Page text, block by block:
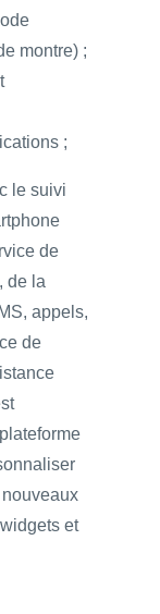
montre) ;
;
le suivi
de
de la
appels,
de
et